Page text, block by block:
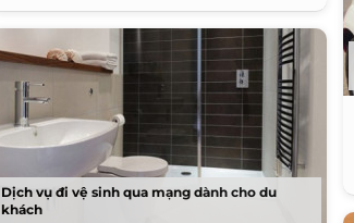
Dịch vụ đi vệ sinh qua mạng dành cho du
khách